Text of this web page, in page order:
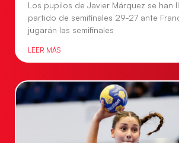
Los pupilos de Javier Márquez se han
partido de semifinales 29-27 ante
jugarán las semifinales
LEER MÁS